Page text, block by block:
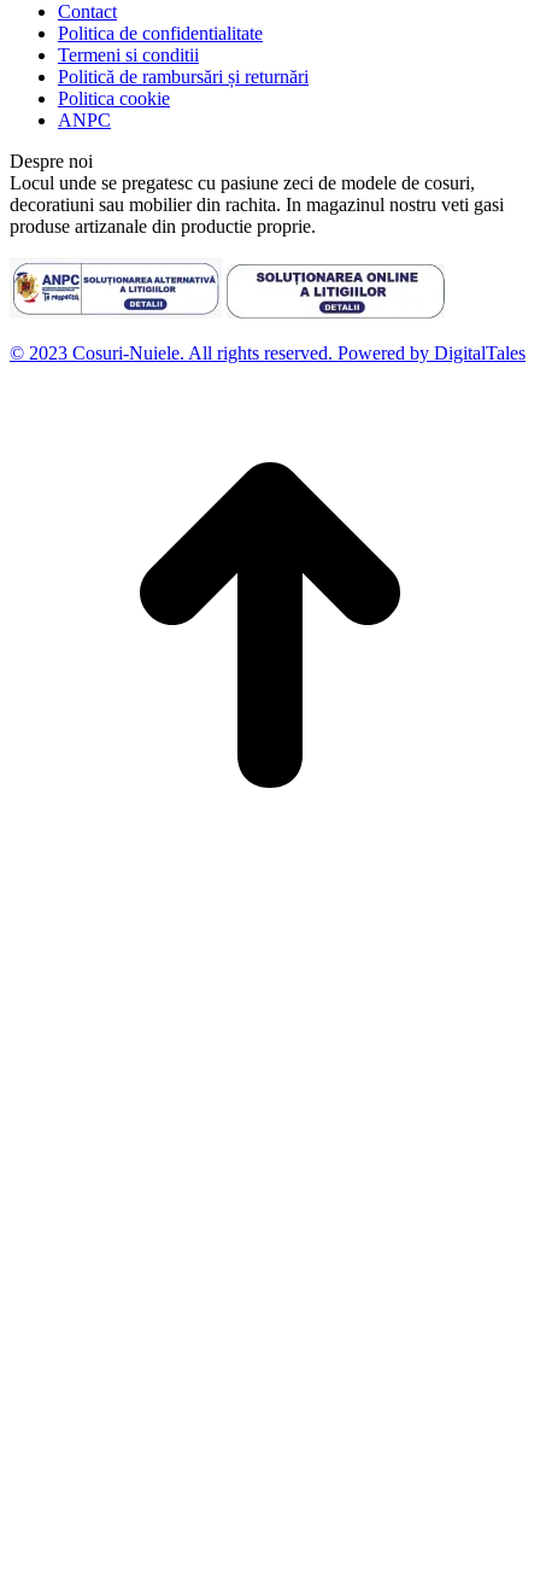
Contact
Politica de confidentialitate
Termeni si conditii
Politică de rambursări și returnări
Politica cookie
ANPC
Despre noi
Locul unde se pregatesc cu pasiune zeci de modele de cosuri,
decoratiuni sau mobilier din rachita. In magazinul nostru veti gasi
produse artizanale din productie proprie.
© 2023 Cosuri-Nuiele. All rights reserved. Powered by DigitalTales